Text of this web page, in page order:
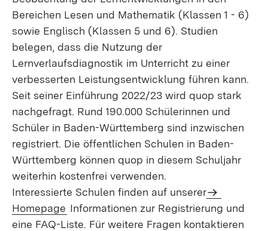
Bereichen Lesen und Mathematik (Klassen 1 - 6)
sowie Englisch (Klassen 5 und 6). Studien
belegen, dass die Nutzung der
Lernverlaufsdiagnostik im Unterricht zu einer
verbesserten Leistungsentwicklung führen kann.
Seit seiner Einführung 2022/23 wird quop stark
nachgefragt. Rund 190.000 Schülerinnen und
Schüler in Baden-Württemberg sind inzwischen
registriert. Die öffentlichen Schulen in Baden-
Württemberg können quop in diesem Schuljahr
weiterhin kostenfrei verwenden.
Interessierte Schulen finden auf unserer
Homepage Informationen zur Registrierung und
eine FAQ-Liste. Für weitere Fragen kontaktieren